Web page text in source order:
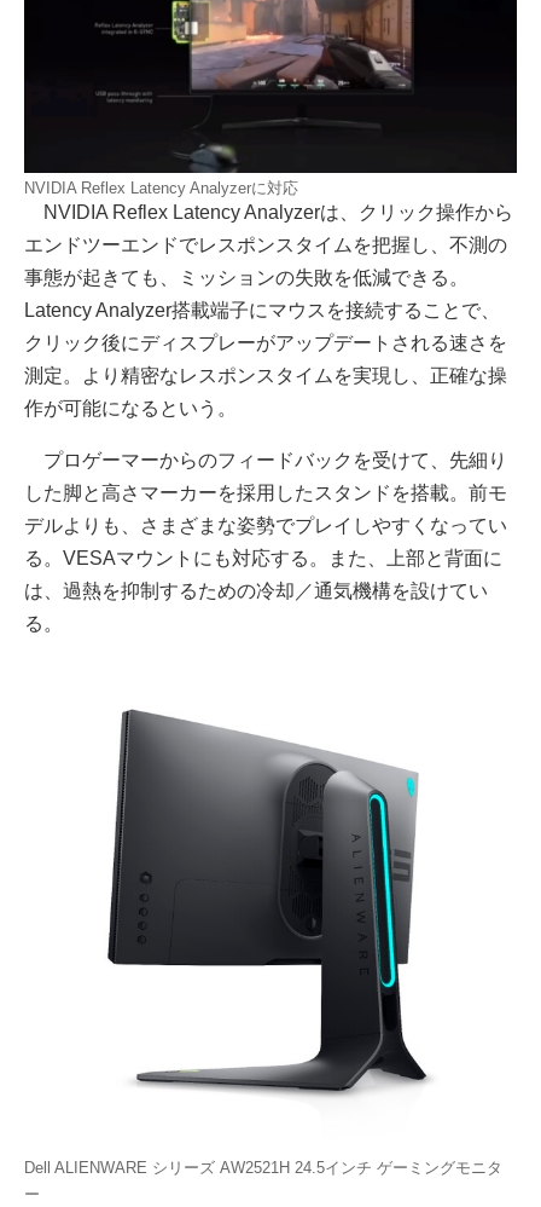
NVIDIA Reflex Latency Analyzerに対応
NVIDIA Reflex Latency Analyzerは、クリック操作から
エンドツーエンドでレスポンスタイムを把握し、不測の
事態が起きても、ミッションの失敗を低減できる。
Latency Analyzer搭載端子にマウスを接続することで、
クリック後にディスプレーがアップデートされる速さを
測定。より精密なレスポンスタイムを実現し、正確な操
作が可能になるという。
プロゲーマーからのフィードバックを受けて、先細り
した脚と高さマーカーを採用したスタンドを搭載。前モ
デルよりも、さまざまな姿勢でプレイしやすくなってい
る。VESAマウントにも対応する。また、上部と背面に
は、過熱を抑制するための冷却／通気機構を設けてい
る。
Dell ALIENWARE シリーズ AW2521H 24.5インチ ゲーミングモニタ
ー